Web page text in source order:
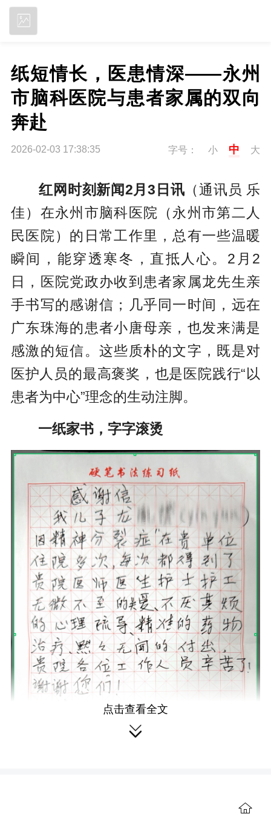
纸短情长，医患情深——永州
市脑科医院与患者家属的双向
奔赴
2026-02-03 17:38:35 字号： 小 中 大
红网时刻新闻2月3日讯 （通讯员 乐
佳）在永州市脑科医院（永州市第二人
民医院）的日常工作里，总有一些温暖
瞬间，能穿透寒冬，直抵人心。2月2
日，医院党政办收到患者家属龙先生亲
手书写的感谢信；几乎同一时间，远在
广东珠海的患者小唐母亲，也发来满是
感激的短信。这些质朴的文字，既是对
医护人员的最高褒奖，也是医院践行“以
患者为中心”理念的生动注脚。
一纸家书，字字滚烫
点击查看全文
